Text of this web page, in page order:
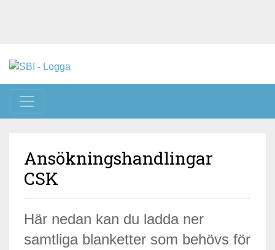
Toggle navigation
Ansökningshandlingar
CSK
Här nedan kan du ladda ner
samtliga blanketter som behövs för